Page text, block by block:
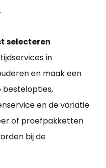
selecteren
in
en maak een
bestelopties,
en de variatie
of proefpakketten
bij de